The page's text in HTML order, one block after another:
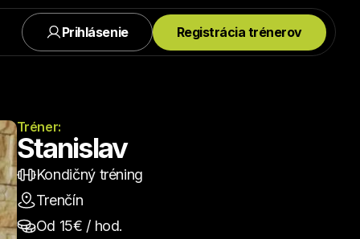
Tréner:
Stanislav
Kondičný tréning
Trenčín
Od 15€ / hod.
Prihlásenie Registrácia trénerov